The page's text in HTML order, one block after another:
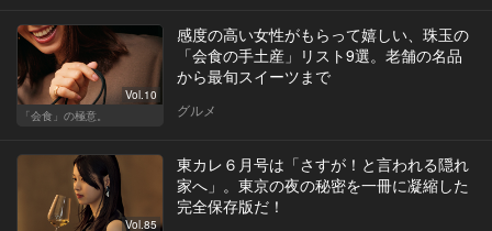
Vol.10
「会食」の極意。
感度の高い女性がもらって嬉しい、珠玉の
「会食の手土産」リスト9選。老舗の名品
から最旬スイーツまで
グルメ
Vol.85
東カレ６月号は「さすが！と言われる隠れ
家へ」。東京の夜の秘密を一冊に凝縮した
完全保存版だ！